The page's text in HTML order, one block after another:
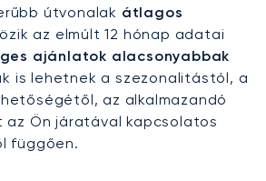
útvonalak átlagos
az elmúlt 12 hónap adatai
ajánlatok alacsonyabbak
is lehetnek a szezonalitástól, a
az alkalmazandó
az Ön járatával kapcsolatos
függően.